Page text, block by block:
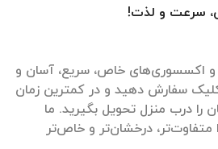
سرعت و لذت!
و اکسسوری‌های خاص، سریع، آسان و
سفارش دهید و در کمترین زمان
را درب منزل تحویل بگیرید. ما
متفاوت‌تر، درخشان‌تر و خاص‌تر